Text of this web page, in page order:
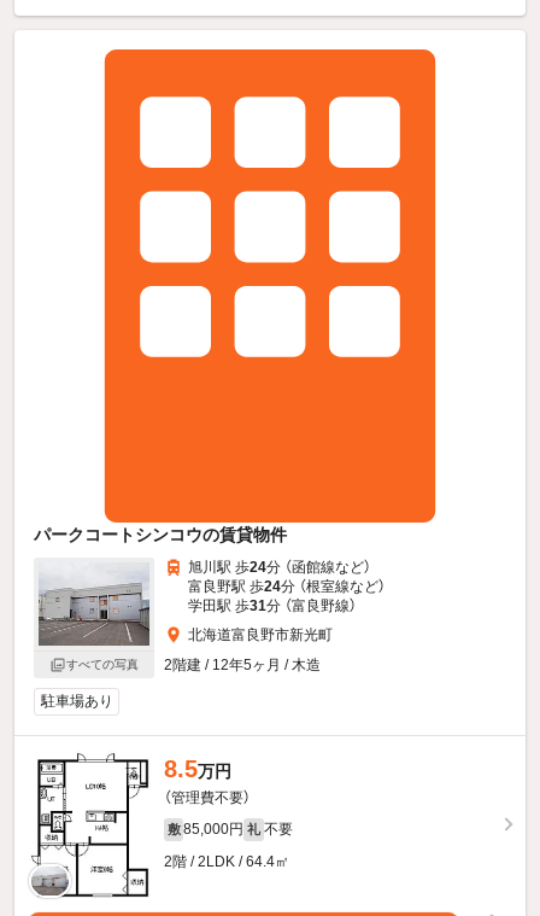
パークコートシンコウの賃貸物件
すべての写真
旭川駅 歩24分 （函館線など）
富良野駅 歩24分 （根室線など）
学田駅 歩31分 （富良野線）
北海道富良野市新光町
2階建 / 12年5ヶ月 / 木造
駐車場あり
8.5万円
（管理費不要）
敷 85,000円 礼 不要
2階 / 2LDK / 64.4㎡